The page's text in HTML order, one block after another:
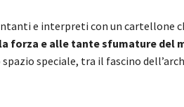
e interpreti con un cartellone
forza e alle tante sfumature del
speciale, tra il fascino